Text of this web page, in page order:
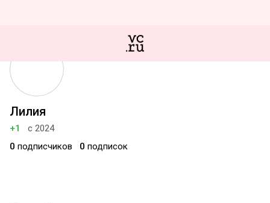
Лилия
+1
с 2024
0 подписчиков 0 подписок